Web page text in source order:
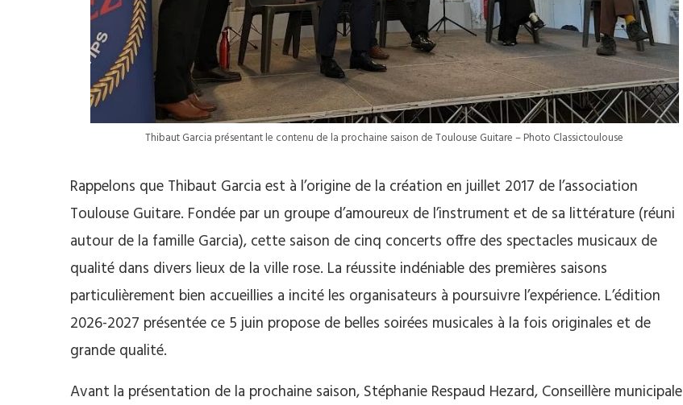
Thibaut Garcia présentant le contenu de la prochaine saison de Toulouse Guitare – Photo Classictoulouse
Rappelons que Thibaut Garcia est à l’origine de la création en juillet 2017 de l’association
Toulouse Guitare. Fondée par un groupe d’amoureux de l’instrument et de sa littérature (réuni
autour de la famille Garcia), cette saison de cinq concerts offre des spectacles musicaux de
qualité dans divers lieux de la ville rose. La réussite indéniable des premières saisons
particulièrement bien accueillies a incité les organisateurs à poursuivre l’expérience. L’édition
2026-2027 présentée ce 5 juin propose de belles soirées musicales à la fois originales et de
grande qualité.
Avant la présentation de la prochaine saison, Stéphanie Respaud Hezard, Conseillère municipale